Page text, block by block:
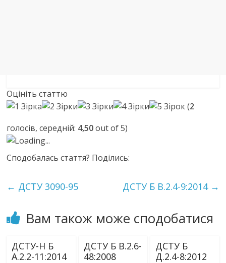
Оцініть статтю
(2
голосів, середній: 4,50out of 5)
Loading...
Сподобалась стаття? Поділись:
← ДСТУ 3090-95 ДСТУ Б В.2.4-9:2014 →
Вам також може сподобатися
ДСТУ-Н Б
А.2.2-11:2014
ДСТУ Б В.2.6-
48:2008
ДСТУ Б
Д.2.4-8:2012